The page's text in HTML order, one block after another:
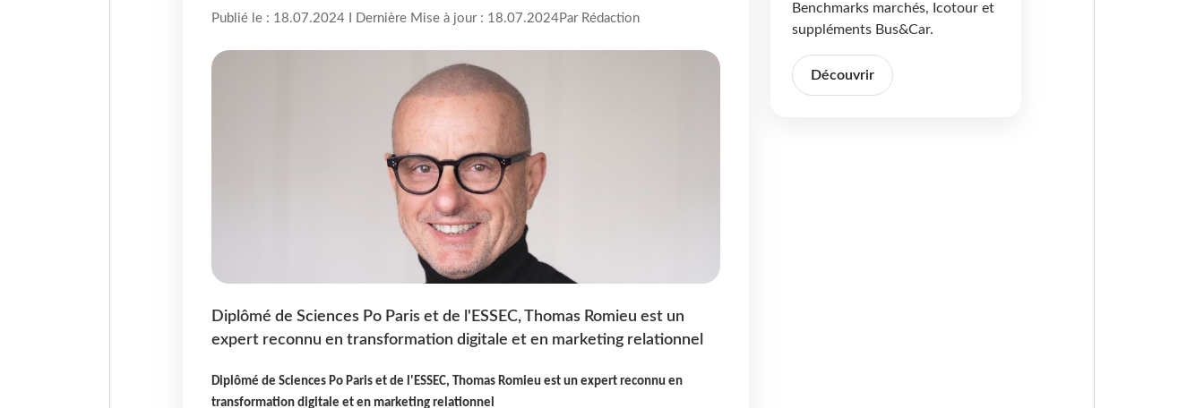
Publié le : 18.07.2024 I Dernière Mise à jour : 18.07.2024Par Rédaction
Diplômé de Sciences Po Paris et de l'ESSEC, Thomas Romieu est un
expert reconnu en transformation digitale et en marketing relationnel
Diplômé de Sciences Po Paris et de l'ESSEC, Thomas Romieu est un expert reconnu en
transformation digitale et en marketing relationnel
Benchmarks marchés, Icotour et
suppléments Bus&Car.
Découvrir